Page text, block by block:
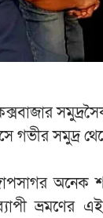
গভীর সমুদ্র
অনেক
ভ্রমণের